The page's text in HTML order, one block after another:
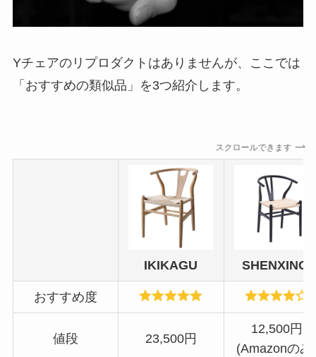
Yチェアのリプロダクトはありませんが、ここでは
「おすすめの類似品」を3つ紹介します。
スクロールできます
IKIKAGU SHENXINCI
おすすめ度
値段 23,500円
12,500円
(Amazonのみ